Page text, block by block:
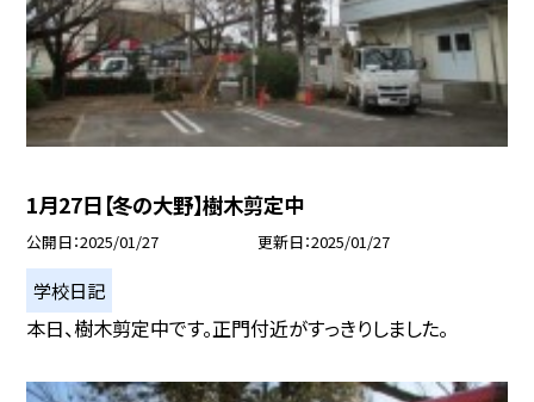
1月27日【冬の大野】樹木剪定中
公開日 2025/01/27 更新日 2025/01/27
学校日記
本日、樹木剪定中です。正門付近がすっきりしました。